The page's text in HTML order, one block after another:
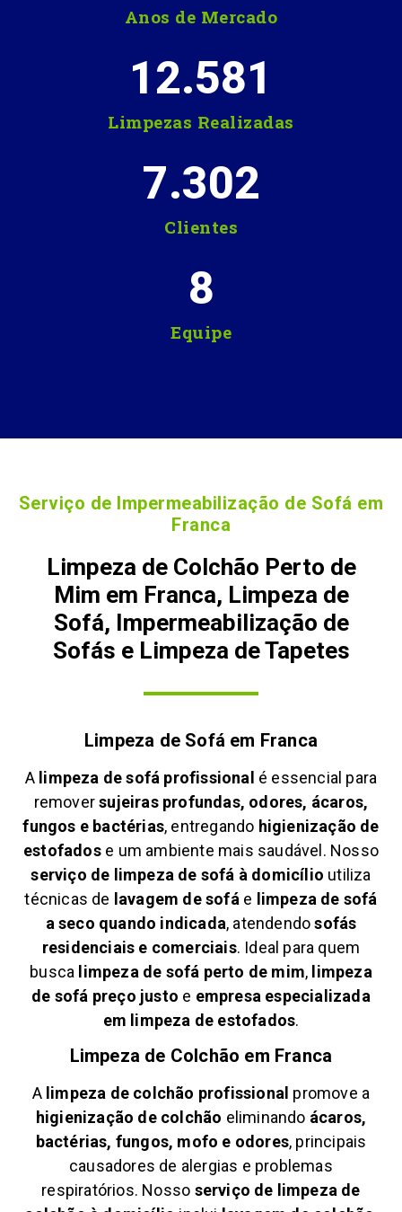
Anos de Mercado
Limpezas Realizadas
12.581
Clientes
7.302
Equipe
8
Serviço de Impermeabilização de Sofá em
Franca
Limpeza de Colchão Perto de
Mim em Franca, Limpeza de
Sofá, Impermeabilização de
Sofás e Limpeza de Tapetes
Limpeza de Sofá em Franca
A limpeza de sofá profissional é essencial para
removersujeiras profundas, odores, ácaros,
fungos e bactérias, entregando higienização de
estofadose um ambiente mais saudável. Nosso
serviço de limpeza de sofá à domicílio utiliza
técnicas de lavagem de sofá e limpeza de sofá
a seco quando indicada, atendendosofás
residenciais e comerciais. Ideal para quem
busca limpeza de sofá perto de mim, limpeza
de sofá preço justo e empresa especializada
em limpeza de estofados.
Limpeza de Colchão em Franca
A limpeza de colchão profissional promove a
higienização de colchão eliminando ácaros,
bactérias, fungos, mofo e odores, principais
causadores de alergias e problemas
respiratórios. Nosso serviço de limpeza de